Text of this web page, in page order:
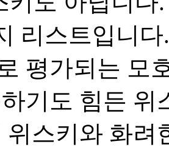
리스트입니
평가되는 모
기도 힘든 위
위스키와 화려